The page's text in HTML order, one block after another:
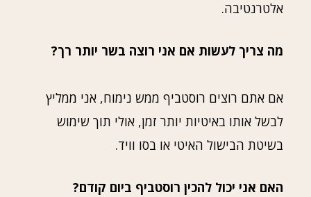
אלטרנטיבה.
מה צריך לעשות אם אני רוצה בשר יותר רך?
אם אתם רוצים רוסטביף ממש נימוח, אני ממליץ
לבשל אותו באיטיות יותר זמן, אולי תוך שימוש
בשיטת הבישול האיטי או בסו וויד.
האם אני יכול להכין רוסטביף ביום קודם?